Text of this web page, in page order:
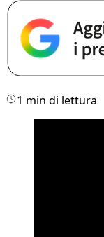
1 min di lettura